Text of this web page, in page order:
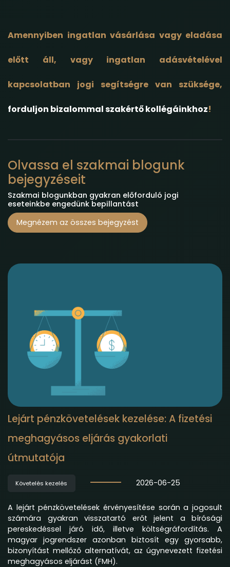
Amennyiben ingatlan vásárlása vagy eladása
előtt áll, vagy ingatlan adásvételével
kapcsolatban jogi segítségre van szüksége,
forduljon bizalommal szakértő kollégáinkhoz!
Olvassa el szakmai blogunk
bejegyzéseit
Szakmai blogunkban gyakran előforduló jogi
eseteinkbe engedünk bepillantást
Megnézem az összes bejegyzést
Lejárt pénzkövetelések kezelése: A fizetési
meghagyásos eljárás gyakorlati
útmutatója
Követelés kezelés 2026-06-25
A lejárt pénzkövetelések érvényesítése során a jogosult
számára gyakran visszatartó erőt jelent a bírósági
pereskedéssel járó idő, illetve költségráfordítás. A
magyar jogrendszer azonban biztosít egy gyorsabb,
bizonyítást mellőző alternatívát, az úgynevezett fizetési
meghagyásos eljárást (FMH).